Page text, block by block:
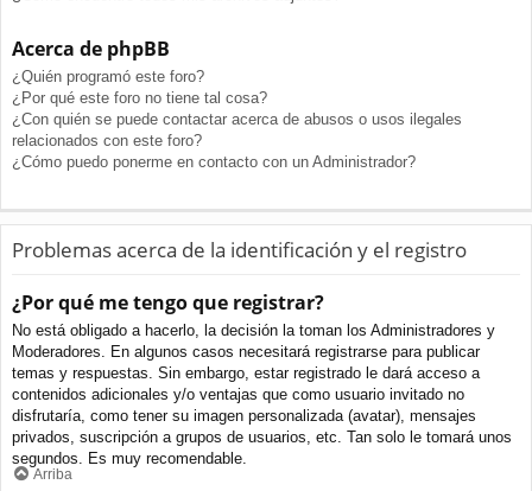
Acerca de phpBB
¿Quién programó este foro?
¿Por qué este foro no tiene tal cosa?
¿Con quién se puede contactar acerca de abusos o usos ilegales
relacionados con este foro?
¿Cómo puedo ponerme en contacto con un Administrador?
Problemas acerca de la identificación y el registro
¿Por qué me tengo que registrar?
No está obligado a hacerlo, la decisión la toman los Administradores y
Moderadores. En algunos casos necesitará registrarse para publicar
temas y respuestas. Sin embargo, estar registrado le dará acceso a
contenidos adicionales y/o ventajas que como usuario invitado no
disfrutaría, como tener su imagen personalizada (avatar), mensajes
privados, suscripción a grupos de usuarios, etc. Tan solo le tomará unos
segundos. Es muy recomendable.
Arriba